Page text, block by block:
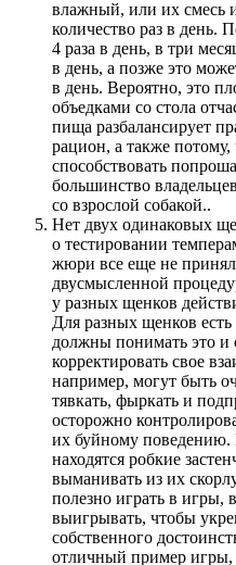
влажный, или их смесь
количество раз в день.
4 раза в день, в три
в день, а позже это
в день. Вероятно, это
объедками со стола
пища разбалансирует
рацион, а также потому,
способствовать
большинство
со взрослой собакой..
Нет двух одинаковых
о тестировании
жюри все еще не
двусмысленной
у разных щенков
Для разных щенков
должны понимать это и
корректировать свое
например, могут быть
тявкать, фыркать и
осторожно
их буйному поведению.
находятся робкие
выманивать из их
полезно играть в игры,
выигрывать, чтобы
собственного
отличный пример игры,